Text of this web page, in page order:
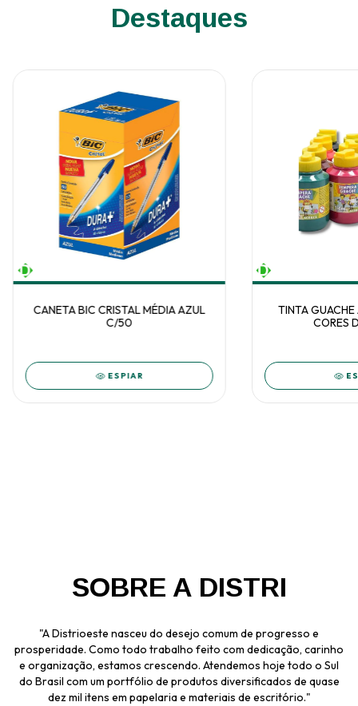
Destaques
CANETA BIC CRISTAL MÉDIA AZUL
C/50
ESPIAR
TINTA
CORES
SOBRE A DISTRI
"A Distrioeste nasceu do desejo comum de progresso e
prosperidade. Como todo trabalho feito com dedicação, carinho
e organização, estamos crescendo. Atendemos hoje todo o Sul
do Brasil com um portfólio de produtos diversificados de quase
dez mil itens em papelaria e materiais de escritório."